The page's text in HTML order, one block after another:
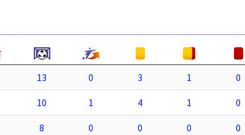
13 0 3 1 0
10 1 4 1 0
8 0 0 0 0